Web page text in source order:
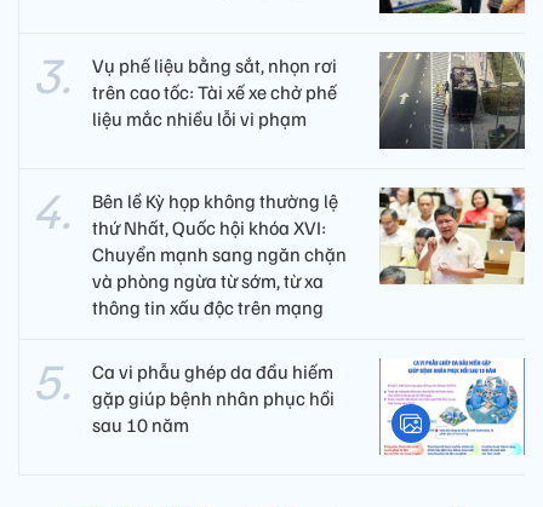
Vụ phế liệu bằng sắt, nhọn rơi
trên cao tốc: Tài xế xe chở phế
liệu mắc nhiều lỗi vi phạm
Bên lề Kỳ họp không thường lệ
thứ Nhất, Quốc hội khóa XVI:
Chuyển mạnh sang ngăn chặn
và phòng ngừa từ sớm, từ xa
thông tin xấu độc trên mạng
Ca vi phẫu ghép da đầu hiếm
gặp giúp bệnh nhân phục hồi
sau 10 năm